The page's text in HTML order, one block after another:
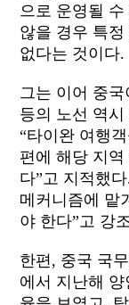
으로 운영될 수
않을 경우 특
없다는 것이다.
그는 이어 중
등의 노선 역
“타이완 여행
편에 해당 지
다”고 지적했
메커니즘에 맡
야 한다”고 강
한편, 중국 국
에서 지난해